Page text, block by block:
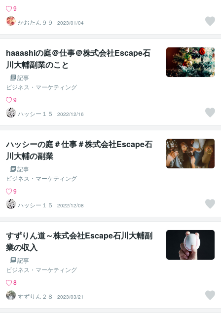
9
かおたん９９
2023/01/04
haaashiの庭＠仕事＠株式会社Escape石
川大輔副業のこと
記事
ビジネス・マーケティング
9
ハッシー１５
2022/12/16
ハッシーの庭＃仕事＃株式会社Escape石
川大輔の副業
記事
ビジネス・マーケティング
9
ハッシー１５
2022/12/08
すずりん道～株式会社Escape石川大輔副
業の収入
記事
ビジネス・マーケティング
8
すずりん２８
2023/03/21